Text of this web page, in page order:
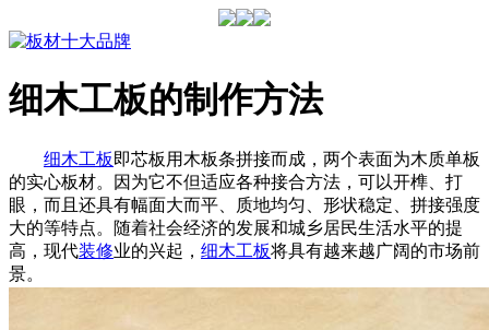
细木工板的制作方法
细木工板 即芯板用木板条拼接而成，两个表面为木质单板
的实心板材。因为它不但适应各种接合方法，可以开榫、打
眼，而且还具有幅面大而平、质地均匀、形状稳定、拼接强度
大的等特点。随着社会经济的发展和城乡居民生活水平的提
高，现代装修业的兴起， 细木工板将具有越来越广阔的市场前
景。